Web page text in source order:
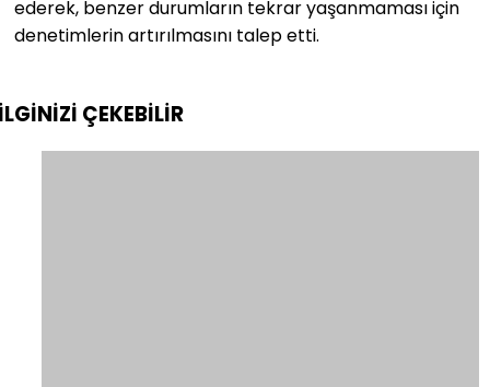
ederek, benzer durumların tekrar yaşanmaması için
denetimlerin artırılmasını talep etti.
ÇEKEBİLİR